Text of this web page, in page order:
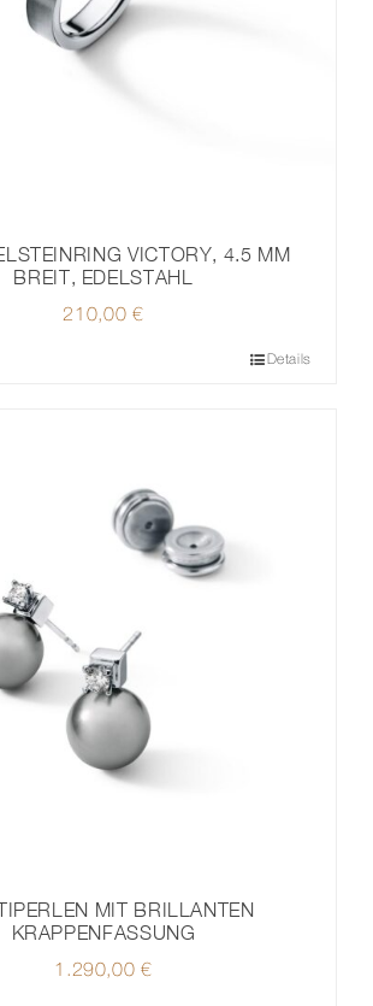
VICTORY, 4.5 MM
BREIT, EDELSTAHL
210,00 €
Details
MIT BRILLANTEN
KRAPPENFASSUNG
1.290,00€